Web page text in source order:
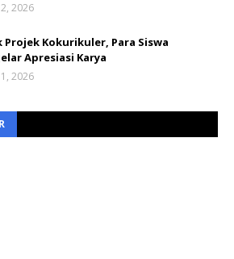
2026
Projek Kokurikuler, Para Siswa
Apresiasi Karya
2026